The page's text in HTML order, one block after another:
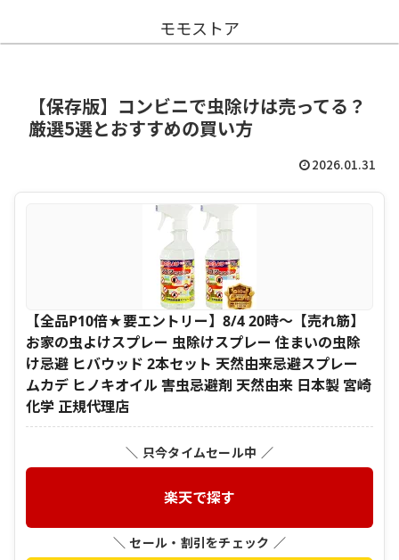
モモストア
【保存版】コンビニで虫除けは売ってる？
厳選5選とおすすめの買い方
2026.01.31
【全品P10倍★要エントリー】8/4 20時〜【売れ筋】
お家の虫よけスプレー 虫除けスプレー 住まいの虫除
け忌避 ヒバウッド 2本セット 天然由来忌避スプレー
ムカデ ヒノキオイル 害虫忌避剤 天然由来 日本製 宮崎
化学 正規代理店
＼ 只今タイムセール中 ／
楽天で探す
＼ セール・割引をチェック ／